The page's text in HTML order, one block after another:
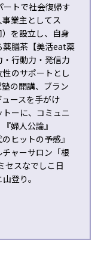
トで社会復帰す
業主としてス
を設立し、自身
薬膳茶【美活eat薬
行動力・発信力
のサポートとし
の開講、ブラン
ースを手がけ
ーに、コミュニ
婦人公論』
ヒットの予感』
ャーサロン「根
セスなでしこ日
登り。